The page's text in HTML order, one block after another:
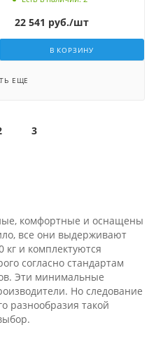
22 541 руб./шт
В КОРЗИНУ
ЕЩЕ
3
комфортные и оснащены
все они выдерживают
кг и комплектуются
согласно стандартам
Эти минимальные
Но следование
разнообразия такой